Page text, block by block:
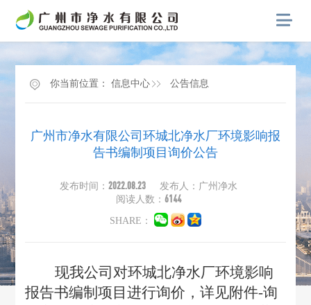
你当前位置： 信息中心 公告信息
广州市净水有限公司环城北净水厂环境影响报
告书编制项目询价公告
发布时间： 2022.08.23
发布人：广州净水
阅读人数： 6144
SHARE：
现我公司对环城北净水厂环境影响
报告书编制项目进行询价，详见附件-询